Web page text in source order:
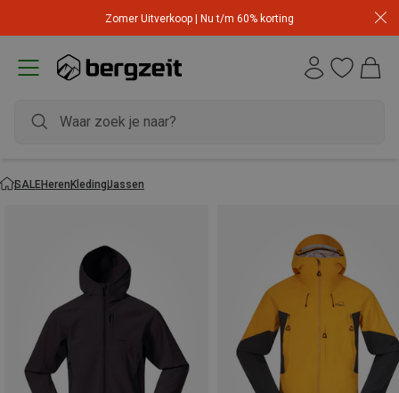
Zomer Uitverkoop | Nu t/m 60% korting
SALEHerenKledingJassen